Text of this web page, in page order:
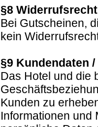
§8
Bei Gutscheinen,
kein
§9 Kundendaten
Das Hotel und die
Kunden zu
Informationen und